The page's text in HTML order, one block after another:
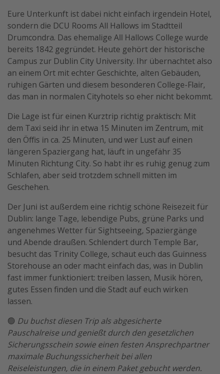
Silvesterreisen
Last Minute Urlaub Mallorca
Last Minute Urlaub Deutschland
Eure Unterkunft ist dabei nicht einfach irgendein Hotel,
sondern die DCU Rooms All Hallows im Stadtteil
Drumcondra. Das ehemalige All Hallows College wurde
bereits 1842 gegründet. Heute gehört der historische
Campus zur Dublin City University. Ihr übernachtet also
an einem Ort mit echter Geschichte, alten Gebäuden,
ruhigen Gärten und diesem besonderen College-Flair,
das man in normalen Cityhotels so eher nicht bekommt.
Die Lage ist für einen Kurztrip richtig praktisch: Mit
dem Taxi seid ihr in etwa 15 Minuten im Zentrum, mit
den Öffis in ca. 25 Minuten, und wer Lust auf einen
längeren Spaziergang hat, läuft in ungefähr 35
Minuten Richtung City. So habt ihr es ruhig genug zum
Schlafen, aber seid trotzdem schnell mitten im
Geschehen.
Der Juni ist außerdem eine richtig schöne Reisezeit für
Dublin: lange Tage, lebendige Pubs, grüne Parks und
angenehmes Wetter für Sightseeing, Spaziergänge
und Abende draußen. Schlendert durch Temple Bar,
besucht das Trinity College, schaut euch das Guinness
Storehouse an oder macht einfach das, was in Dublin
fast immer funktioniert: treiben lassen, Musik hören,
gutes Essen finden und die Stadt auf euch wirken
lassen.
🟢 Du buchst diesen Trip als abgesicherte
Pauschalreise und genießt durch den gesetzlichen
Sicherungsschein sowie einen festen Ansprechpartner
maximale Buchungssicherheit bei allen
Reiseleistungen, die in einem Paket gebucht werden.